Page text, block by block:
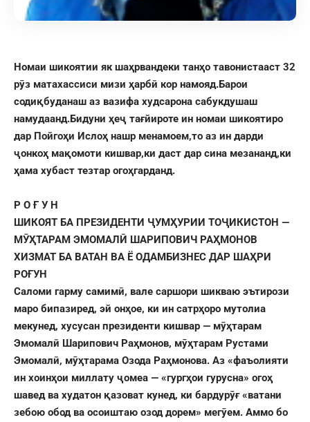
Номаи шикоятии як шаҳрвандеки танҳо тавонистааст 32
рӯз матахассиси мизи ҳарбӣ кор намояд.Барои
содиқбуданаш аз вазифа худсарона сабукдушаш
намудаанд.Бидуни ҳеҷ тағйироте ин номаи шикоятиро
дар Пойгоҳи Ислоҳ нашр менамоем,то аз ин дарди
ҷонкоҳ мақомоти кишвар,ки даст дар сина мезананд,ки
ҳама хубаст тезтар огоҳгарданд.
Р О Ғ У Н
ШИКОЯТ БА ПРЕЗИДЕНТИ ҶУМҲУРИИ ТОҶИКИСТОН —
МӮҲТАРАМ ЭМОМАЛӢ ШАРИПОВИЧ РАҲМОНОВ
ХИЗМАТ БА ВАТАН ВА Ë ОДАМБИЗНЕС ДАР ШАҲРИ
РОҒУН
Саломи гарму самимӣ, вале саршори шикваю эътирози
маро бипазиред, эй онҳое, ки ин сатрҳоро мутолиа
мекунед, хусусан президенти кишвар — мӯҳтарам
Эмомалӣ Шарипович Раҳмонов, мӯҳтарам Рустами
Эмомалӣ, мӯҳтарама Озода Раҳмонова. Аз «фаъолияти
ин хоинҳои миллату ҷомеа — «гургҳои гурусна» огоҳ
шавед ва худатон қазоват кунед, ки бардурӯғ «ватани
зебою обод ва осоиштаю озод дорем» мегӯем. Аммо бо